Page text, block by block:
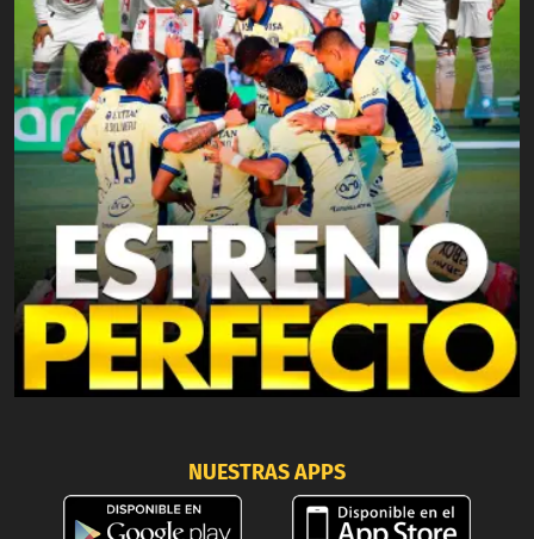
NUESTRAS APPS